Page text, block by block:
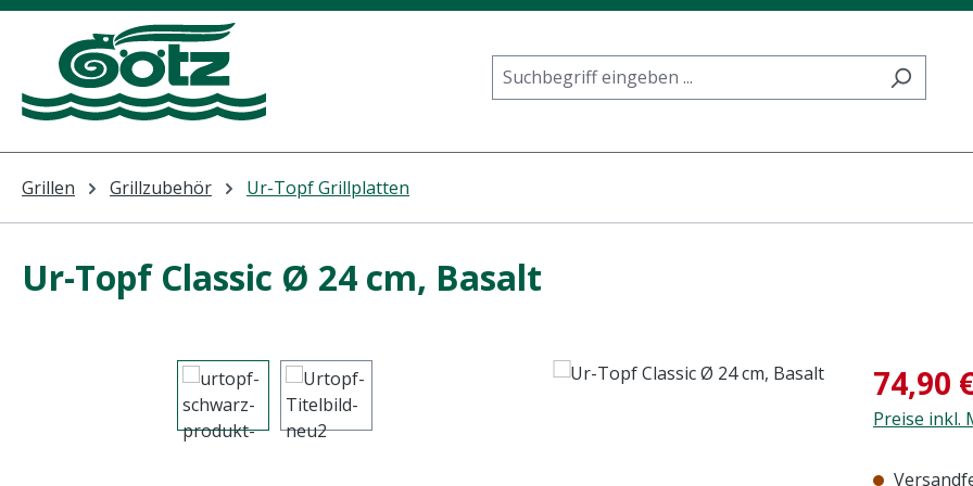
Hauptinhalt springen
Zur Suche springen
Zur Hauptnavigation springen
Grillen Grillzubehör Ur-Topf Grillplatten
Ur-Topf Classic Ø 24 cm, Basalt
Bildergalerie überspringen 74,90
Preise inkl.